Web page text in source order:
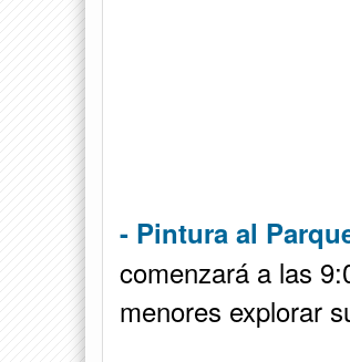
- Pintura al
comenzará a las
menores explorar